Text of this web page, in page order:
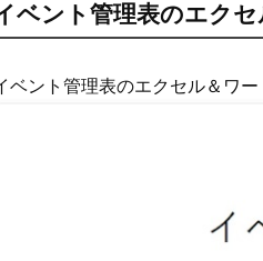
ベント管理表のエク
ベント管理表のエクセル＆ワ